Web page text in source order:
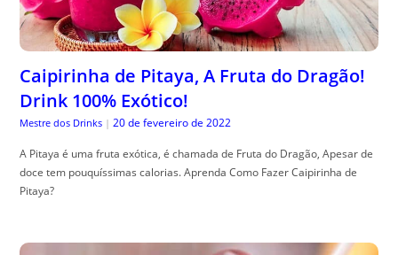
Caipirinha de Pitaya, A Fruta do Dragão!
Drink 100% Exótico!
Mestre dos Drinks | 20 de fevereiro de 2022
A Pitaya é uma fruta exótica, é chamada de Fruta do Dragão, Apesar de
doce tem pouquíssimas calorias. Aprenda Como Fazer Caipirinha de
Pitaya?